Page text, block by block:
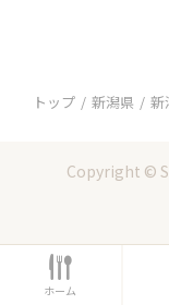
トップ 新潟県 新
Copyright ©
ホ
ー
ホーム